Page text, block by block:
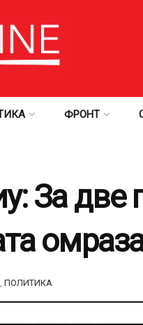
ФРОНТ
За две
, ПОЛИТИКА